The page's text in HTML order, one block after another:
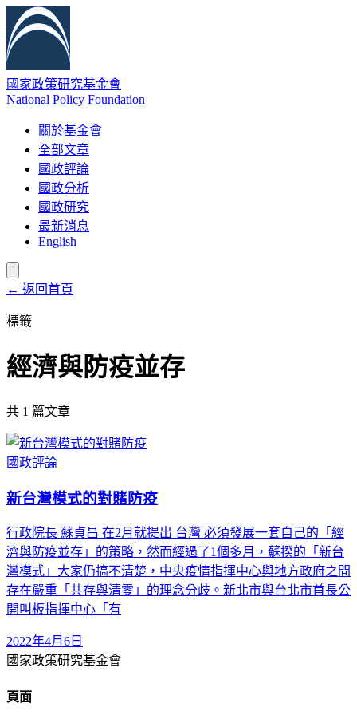
國家政策研究基金會
National Policy Foundation
關於基金會
全部文章
國政評論
國政分析
國政研究
最新消息
English
← 返回首頁
標籤
經濟與防疫並存
共 1 篇文章
國政評論
新台灣模式的對賭防疫
行政院長 蘇貞昌 在2月就提出 台灣 必須發展一套自己的「經
濟與防疫並存」的策略，然而經過了1個多月，蘇揆的「新台
灣模式」大家仍搞不清楚，中央疫情指揮中心與地方政府之間
存在嚴重「共存與清零」的理念分歧。新北市與台北市首長公
開叫板指揮中心「有
2022年4月6日
國家政策研究基金會
頁面